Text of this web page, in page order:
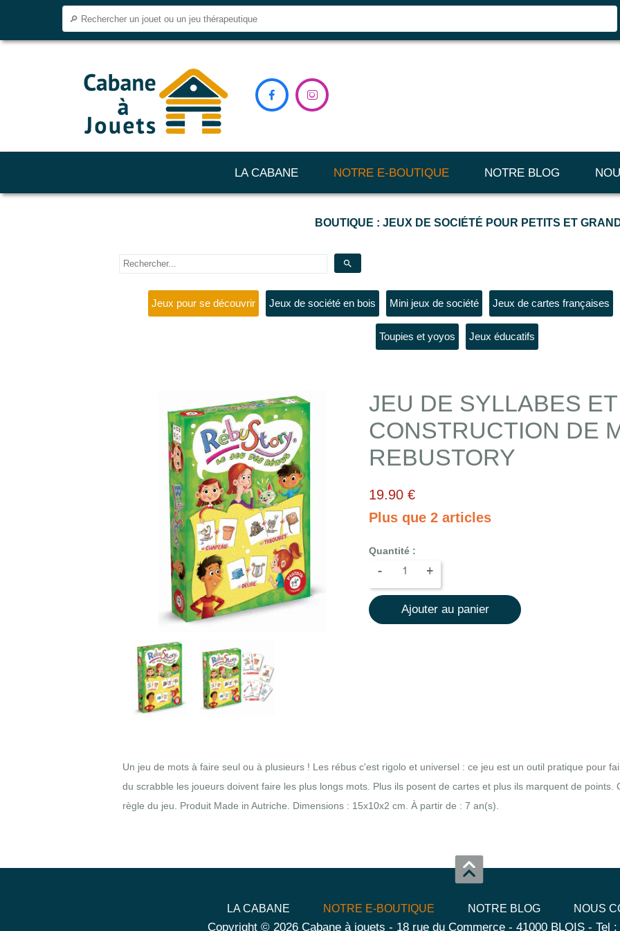
LA CABANE NOTRE E-BOUTIQUE NOTRE BLOG
LA CABANE NOTRE E-BOUTIQUE NOTRE BLOG NOUS
Copyright © 2026 Cabane à jouets - 18 rue du Commerce - 41000 BLOIS - Tel
 
BOUTIQUE : JEUX DE SOCIÉTÉ POUR PETITS ET
search
Jeux pour se découvrir Jeux de société en bois Mini jeux de société Jeux de cartes françaises
Toupies et yoyos Jeux éducatifs
JEU DE SYLLABES ET
CONSTRUCTION DE
REBUSTORY
19.90 €
Plus que 2 articles
Quantité :
- +
Ajouter au panier
Un jeu de mots à faire seul ou à plusieurs ! Les rébus c'est rigolo et universel : ce jeu est un outil pratique pour
du scrabble les joueurs doivent faire les plus longs mots. Plus ils posent de cartes et plus ils marquent de points.
règle du jeu. Produit Made in Autriche. Dimensions : 15x10x2 cm. À partir de : 7 an(s).